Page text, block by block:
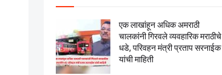
एक लाखांहून अधिक अमराठी
चालकांनी गिरवले व्यवहारिक मराठीचे
धडे, परिवहन मंत्री प्रताप सरनाईक
यांची माहिती